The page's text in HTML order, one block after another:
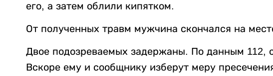
его, а затем облили кипятком.
От полученных травм мужчина скончался на
Двое подозреваемых задержаны. По данным 112,
Вскоре ему и сообщнику изберут меру